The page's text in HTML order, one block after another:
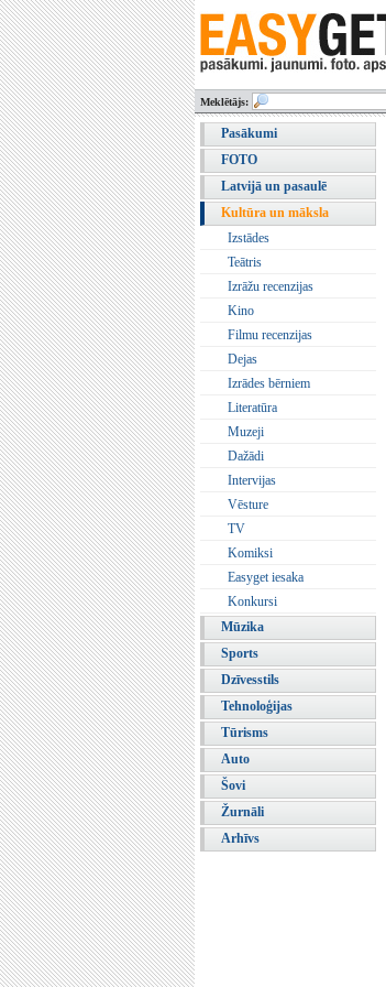
Meklētājs:
Pasākumi
FOTO
Latvijā un pasaulē
Kultūra un māksla
Izstādes
Teātris
Izrāžu recenzijas
Kino
Filmu recenzijas
Dejas
Izrādes bērniem
Literatūra
Muzeji
Dažādi
Intervijas
Vēsture
TV
Komiksi
Easyget iesaka
Konkursi
Mūzika
Sports
Dzīvesstils
Tehnoloģijas
Tūrisms
Auto
Šovi
Žurnāli
Arhīvs